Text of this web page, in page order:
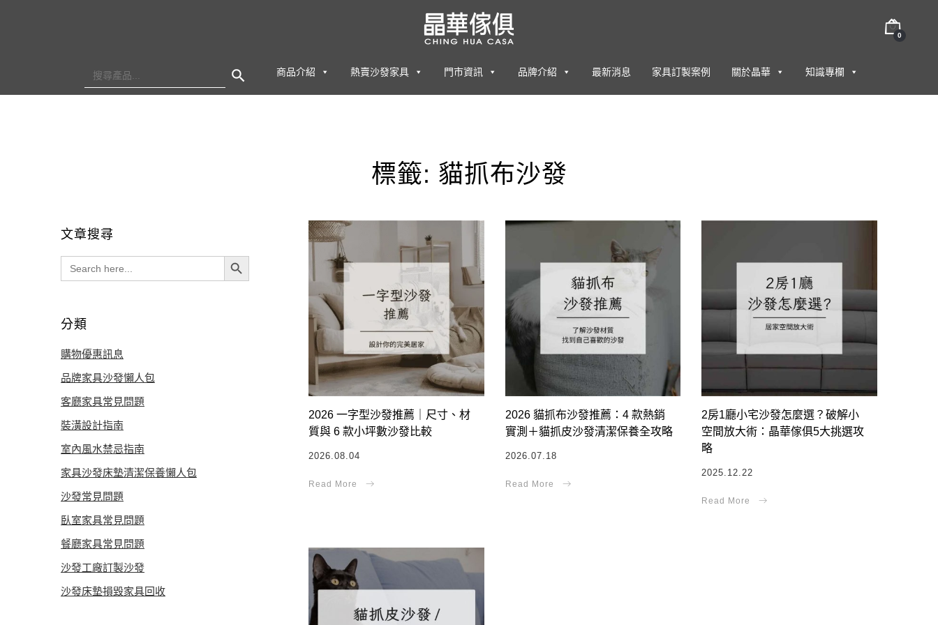
0
for:
商品介紹
熱賣沙發家具 門市資訊 品牌介紹 最新消息 家具訂製案例 關於晶華 知識專欄
標籤: 貓抓布沙發
2026 一字型沙發推薦｜尺寸、材
質與 6 款小坪數沙發比較
2026.08.04
2026 貓抓布沙發推薦：4 款熱銷
實測＋貓抓皮沙發清潔保養全攻略
2026.07.18
2房1廳小宅沙發怎麼選？破解小
空間放大術：晶華傢俱5大挑選攻
略
2025.12.22
文章搜尋
Search
for:
Search Button
分類
購物優惠訊息
品牌家具沙發懶人包
客廳家具常見問題
裝潢設計指南
室內風水禁忌指南
家具沙發床墊清潔保養懶人包
沙發常見問題
臥室家具常見問題
餐廳家具常見問題
沙發工廠訂製沙發
沙發床墊損毀家具回收